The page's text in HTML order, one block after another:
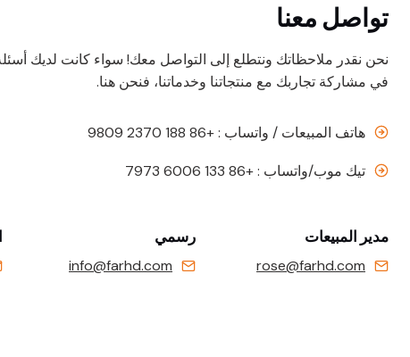
تواصل معنا
نحن نقدر ملاحظاتك ونتطلع إلى التواصل معك! سواء كانت لديك
في مشاركة تجاربك مع منتجاتنا وخدماتنا، فنحن هنا.
هاتف المبيعات / واتساب : +86 188 2370 9809
تيك موب/واتساب : +86 133 6006 7973
مدير المبيعات
rose@farhd.com
رسمي
info@farhd.com